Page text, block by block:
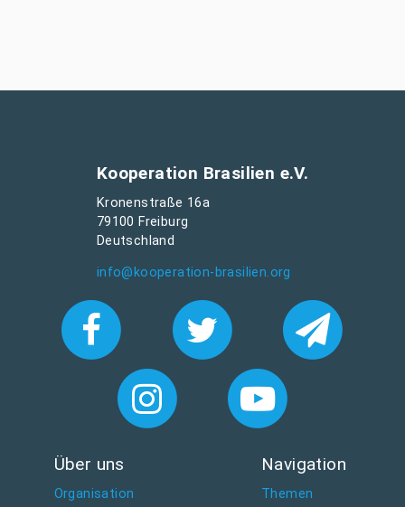
Kooperation Brasilien e.V.
Kronenstraße 16a
79100 Freiburg
Deutschland
info@kooperation-brasilien.org
Über uns
Organisation
Navigation
Themen